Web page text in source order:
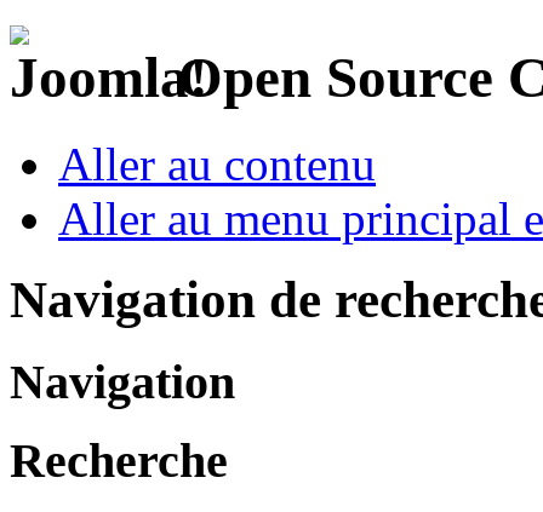
Open Source
Aller au contenu
Aller au menu principal
Navigation de
Navigation
Recherche